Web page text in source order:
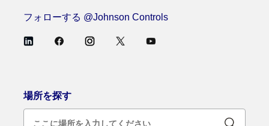
フォローする @Johnson Controls
場所を探す